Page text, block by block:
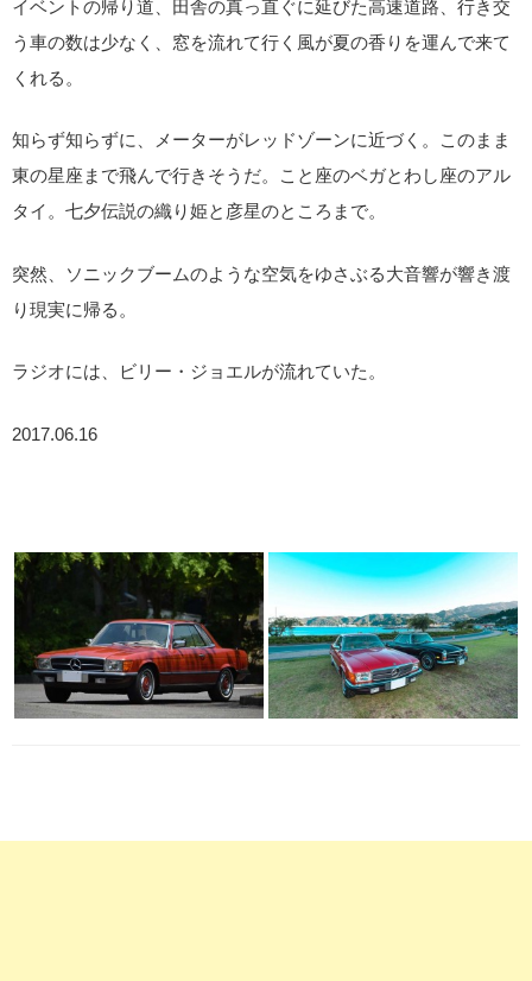
イベントの帰り道、田舎の真っ直ぐに延びた高速道路、行き交
う車の数は少なく、窓を流れて行く風が夏の香りを運んで来て
くれる。
知らず知らずに、メーターがレッドゾーンに近づく。このまま
東の星座まで飛んで行きそうだ。こと座のベガとわし座のアル
タイ。七夕伝説の織り姫と彦星のところまで。
突然、ソニックブームのような空気をゆさぶる大音響が響き渡
り現実に帰る。
ラジオには、ビリー・ジョエルが流れていた。
2017.06.16